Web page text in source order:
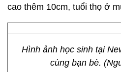
cao thêm 10cm, tuổi thọ ở
Hình ảnh học sinh tại
cùng bạn bè.